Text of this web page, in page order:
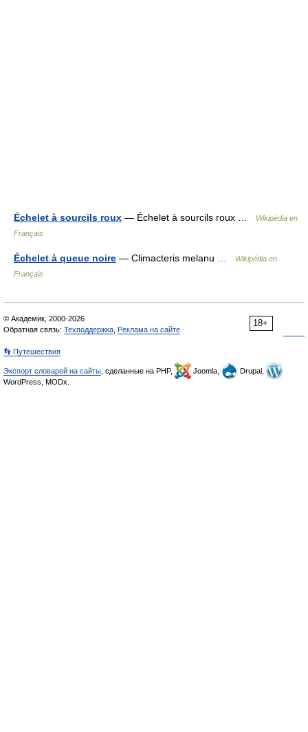
Échelet à sourcils roux — Échelet à sourcils roux …
Wikipédia en
Français
Échelet à queue noire — Climacteris melanu …
Wikipédia en
Français
18+
© Академик, 2000-2026
Обратная связь: Техподдержка Реклама на сайте
👣 Путешествия
Экспорт словарей на сайты , сделанные на PHP, Joomla,
Drupal,
WordPress, MODx.